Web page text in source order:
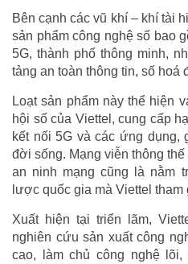
Bên cạnh các vũ khí – khí tài
sản phẩm công nghệ số bao
5G, thành phố thông minh,
tảng an toàn thông tin, số hoá
Loạt sản phẩm này thể hiện
hội số của Viettel, cung cấp
kết nối 5G và các ứng dụng,
đời sống. Mạng viễn thông
an ninh mạng cũng là nằm
lược quốc gia mà Viettel
Xuất hiện tại triển lãm,
nghiên cứu sản xuất công
cao, làm chủ công nghệ